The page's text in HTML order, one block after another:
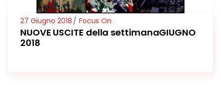
27 Giugno 2018 Focus On
NUOVE USCITE della settimanaGIUGNO
2018